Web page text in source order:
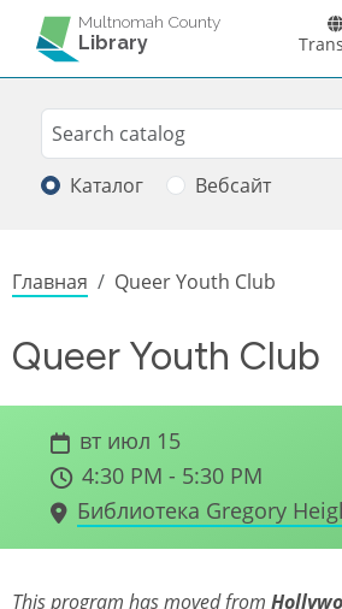
Перейти к основному содержанию
Multnomah County
Library
Search
Поиск
Каталог Вебсайт
Строка навигации
Главная Queer Youth Club
Queer Youth Club
вт июл 15
4:30 PM - 5:30 PM
Библиотека Gregory
This program has moved from